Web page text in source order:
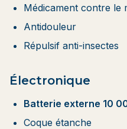
Médicament contre le
Antidouleur
Répulsif anti-insectes
Électronique
Batterie externe 10
Coque étanche